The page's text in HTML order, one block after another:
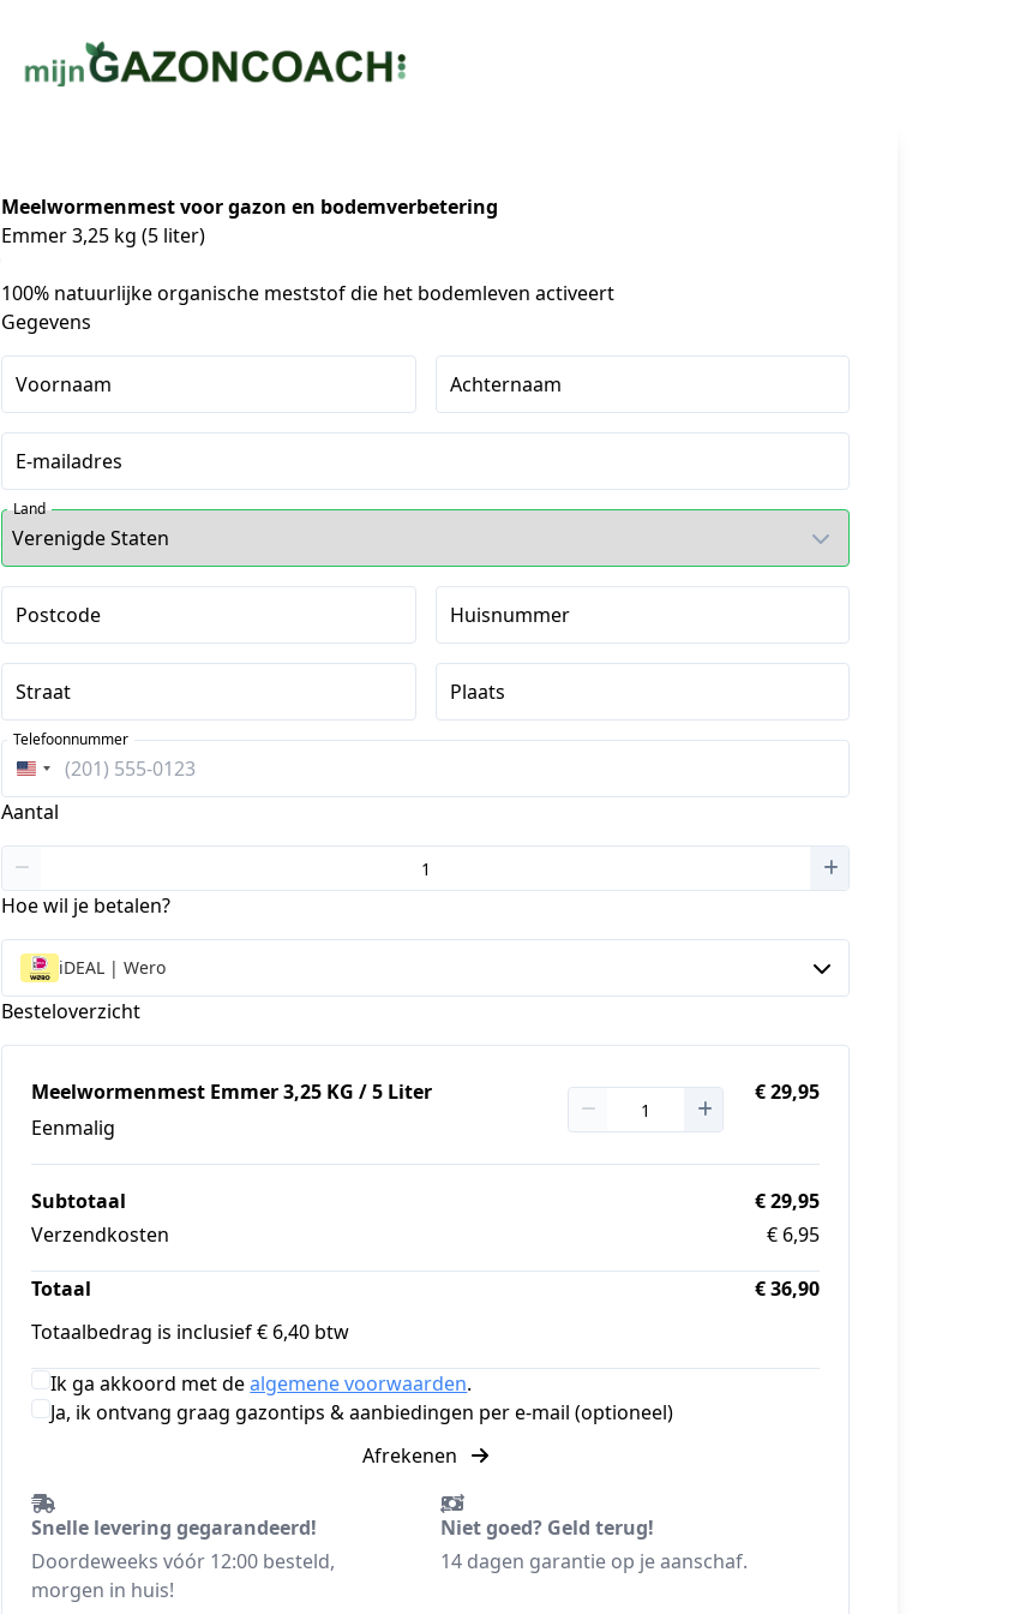
Meelwormenmestvoor gazon en bodemverbetering
Emmer 3,25 kg (5 liter)
100% natuurlijke organische meststof die het bodemleven activeert
Gegevens
Voornaam Achternaam
E-mailadres
Land
Postcode Huisnummer
Straat Plaats
Verenigde
Staten
Telefoonnummer
Aantal
Hoe wil je betalen?
iDEAL | Wero
Besteloverzicht
Meelwormenmest Emmer 3,25 KG / 5 Liter
Eenmalig
€ 29,95
Subtotaal
€ 29,95
Verzendkosten
€ 6,95
Totaal
€ 36,90
Totaalbedrag is inclusief € 6,40 btw
Ik ga akkoord met dealgemene voorwaarden.
Ja, ik ontvang graag gazontips & aanbiedingen per e-mail (optioneel)
Afrekenen
Snelle levering gegarandeerd!
Doordeweeks vóór 12:00 besteld,
morgen in huis!
Niet goed? Geld terug!
14 dagen garantie op je aanschaf.